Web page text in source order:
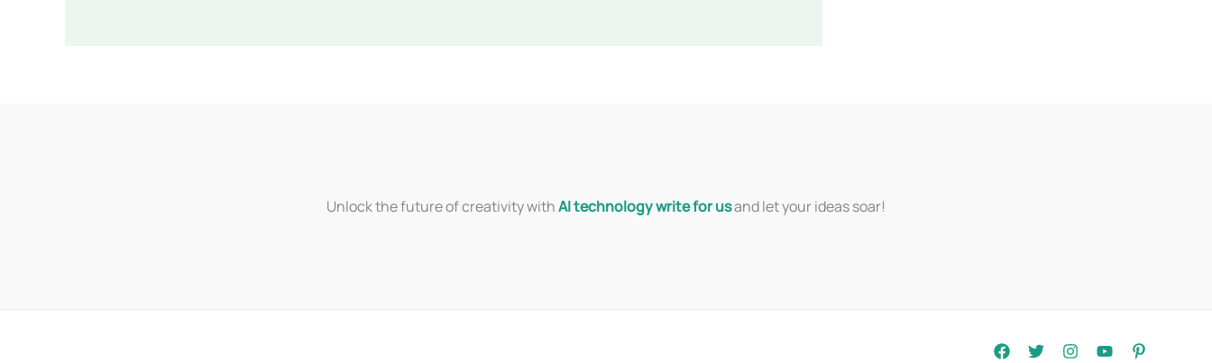
Unlock the future of creativity withAI technology write for usand let your ideas soar!